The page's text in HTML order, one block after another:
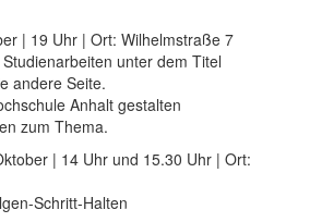
| 19 Uhr | Ort: Wilhelmstraße 7
unter dem Titel
andere Seite.
Anhalt gestalten
zum Thema.
| 14 Uhr und 15.30 Uhr | Ort:
Schritt-Halten